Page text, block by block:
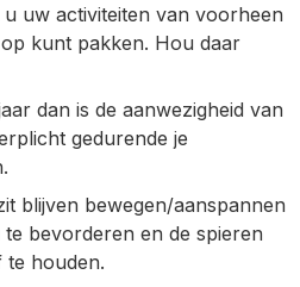
uw activiteiten van voorheen
kunt pakken. Hou daar
dan is de aanwezigheid van
gedurende je
blijven bewegen/aanspannen
bevorderen en de spieren
te houden.